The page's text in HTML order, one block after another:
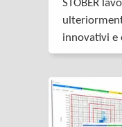
STOBER
innovativi e
modulare.